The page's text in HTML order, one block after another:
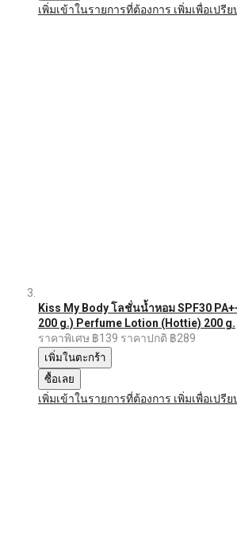
เพิ่มเข้าในรายการที่ต้องการ เพิ่มเพื่อเปรีย
Kiss My Body โลชั่นน้ำหอม SPF30
200 g.) Perfume Lotion (Hottie) 200 g.
ราคาพิเศษ ฿139 ราคาปกติ ฿289
เพิ่มในตะกร้า
ซื้อเลย
เพิ่มเข้าในรายการที่ต้องการ เพิ่มเพื่อเปรีย